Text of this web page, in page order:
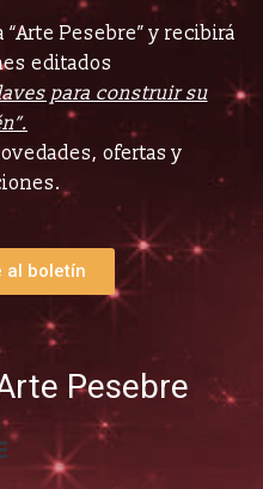
Pesebre” y recibirá
editados
para construir su
ofertas y
al boletín
Pesebre